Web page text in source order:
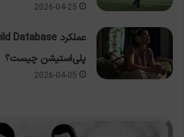
2026-04-25
پلی‌استیشن چیست؟
2026-04-05